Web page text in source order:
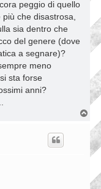
peggio di quello
che disastrosa,
sia dentro che
del genere (dove
a segnare)?
meno
sta forse
anni?
p